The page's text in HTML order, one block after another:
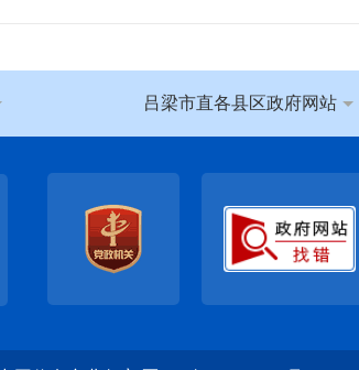
吕梁市直各县区政府网站